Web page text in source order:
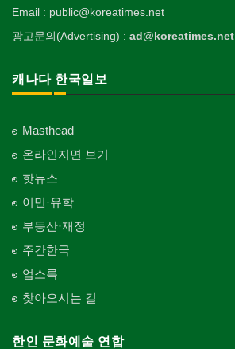
Email : public@koreatimes.net
광고문의(Advertising) : ad@koreatimes.net
캐나다 한국일보
Masthead
온라인지면 보기
핫뉴스
이민·유학
부동산·재정
주간한국
업소록
찾아오시는 길
한인 문화예술 연합